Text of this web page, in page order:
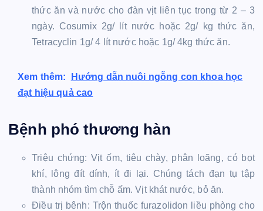
thức ăn và nước cho đàn vịt liên tục trong từ 2 – 3
ngày. Cosumix 2g/ lít nước hoặc 2g/ kg thức ăn,
Tetracyclin 1g/ 4 lít nước hoặc 1g/ 4kg thức ăn.
Xem thêm:
Hướng dẫn nuôi ngỗng con khoa học
đạt hiệu quả cao
Bệnh phó thương hàn
Triệu chứng: Vịt ốm, tiêu chày, phân loãng, có bọt
khí, lông đít dính, ít đi lại. Chúng tách đạn tụ tập
thành nhóm tìm chỗ ấm. Vịt khát nước, bỏ ăn.
Điều trị bênh: Trộn thuốc furazolidon liều phòng cho